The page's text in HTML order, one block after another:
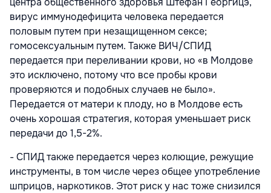
вирус иммунодефицита человека передается
половым путем при незащищенном сексе;
гомосексуальным путем. Также ВИЧ/СПИД
передается при переливании крови, но «в Молдове
это исключено, потому что все пробы крови
проверяются и подобных случаев не было».
Передается от матери к плоду, но в Молдове есть
очень хорошая стратегия, которая уменьшает риск
передачи до 1,5-2%.
- СПИД также передается через колющие, режущие
инструменты, в том числе через общее употребление
шприцов, наркотиков. Этот риск у нас тоже снизился